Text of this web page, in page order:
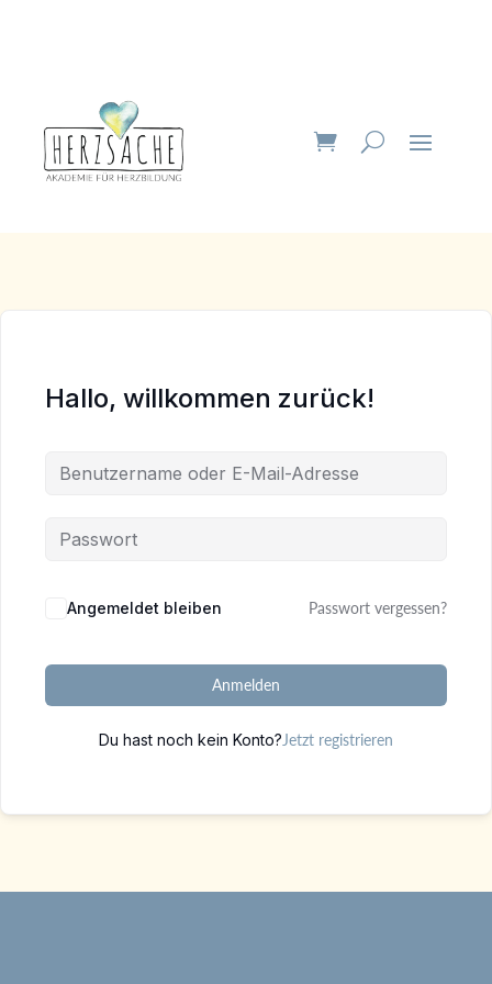
Hallo, willkommen zurück!
Alternative:
Angemeldet bleiben Passwort vergessen?
Anmelden
Du hast noch kein Konto?Jetzt registrieren